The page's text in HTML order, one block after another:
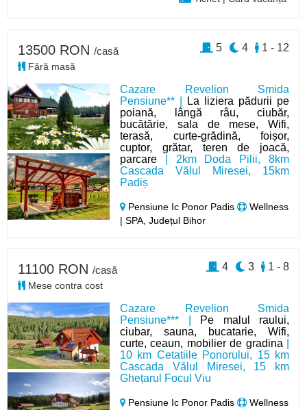
Cazare Revelion Smida
Pensiune** |
La liziera pădurii pe
poiană, lângă râu, ciubăr,
bucătărie, sala de mese, Wifi,
terasă, curte-grădină, foișor,
cuptor, grătar, teren de joacă,
parcare | 2km Doda Pilii, 8km
Cascada Vălul Miresei, 15km
Padiș
Pensiune Ic Ponor Padis
Wellness
| SPA, Județul Bihor
13500 RON /casă
Fără masă
1 - 12
4
5
Cazare Revelion Smida
Pensiune*** |
Pe malul raului,
ciubar, sauna, bucatarie, Wifi,
curte, ceaun, mobilier de gradina
10 km Cetatiile Ponorului, 15 km
Cascada Vălul Miresei, 15 km
Ghețarul Focul Viu
Pensiune Ic Ponor Padis
Wellness
11100 RON /casă
Mese contra cost
1 - 8
3
4